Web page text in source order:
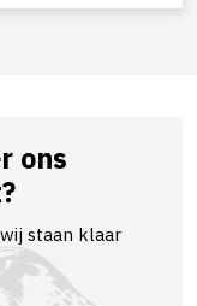
ons
staan klaar